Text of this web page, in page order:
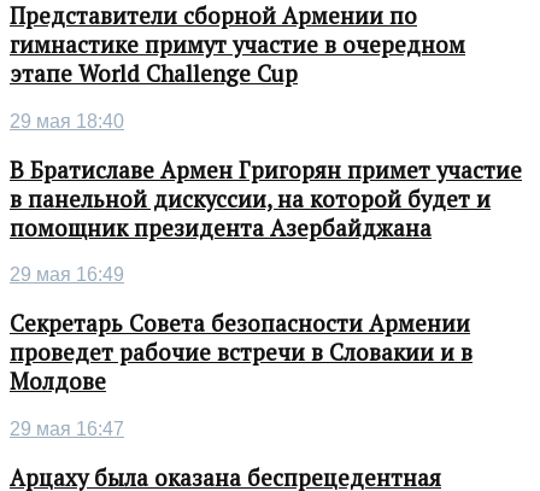
Представители сборной Армении по
гимнастике примут участие в очередном
этапе World Challenge Cup
29 мая 18:40
В Братиславе Армен Григорян примет участие
в панельной дискуссии, на которой будет и
помощник президента Азербайджана
29 мая 16:49
Секретарь Совета безопасности Армении
проведет рабочие встречи в Словакии и в
Молдове
29 мая 16:47
Арцаху была оказана беспрецедентная